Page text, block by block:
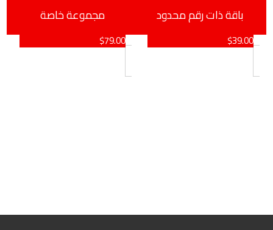
باقة ذات رقم محدود
$39.00
مجموعة خاصة
$79.00